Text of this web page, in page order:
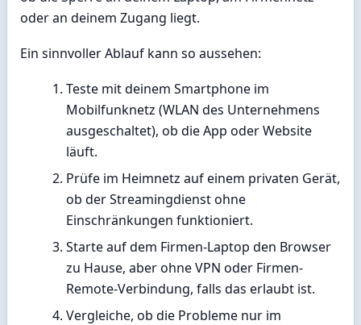
oder an deinem Zugang liegt.
Ein sinnvoller Ablauf kann so aussehen:
Teste mit deinem Smartphone im
Mobilfunknetz (WLAN des Unternehmens
ausgeschaltet), ob die App oder Website
läuft.
Prüfe im Heimnetz auf einem privaten Gerät,
ob der Streamingdienst ohne
Einschränkungen funktioniert.
Starte auf dem Firmen-Laptop den Browser
zu Hause, aber ohne VPN oder Firmen-
Remote-Verbindung, falls das erlaubt ist.
Vergleiche, ob die Probleme nur im